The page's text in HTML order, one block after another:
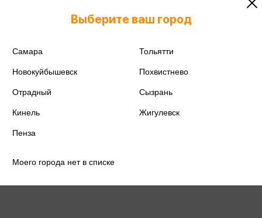
1 220 ₽
Подробнее о дисконтной карте
Выберите ваш город
Самара Тольятти
Новокуйбышевск Похвистнево
Отрадный Сызрань
Кинель Жигулевск
Пенза
Моего города нет в списке